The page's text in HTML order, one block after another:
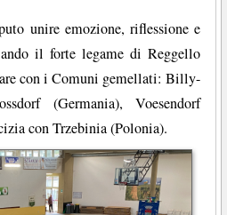
unire emozione, riflessione e
il forte legame di Reggello
con i Comuni gemellati: Billy-
(Germania), Voesendorf
con Trzebinia (Polonia).